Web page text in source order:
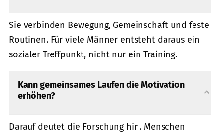
Sie verbinden Bewegung, Gemeinschaft und feste
Routinen. Für viele Männer entsteht daraus ein
sozialer Treffpunkt, nicht nur ein Training.
Kann gemeinsames Laufen die Motivation
erhöhen?
Darauf deutet die Forschung hin. Menschen